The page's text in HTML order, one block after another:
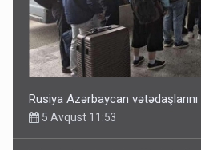
Rusiya Azərbaycan
5 Avqust 11:53